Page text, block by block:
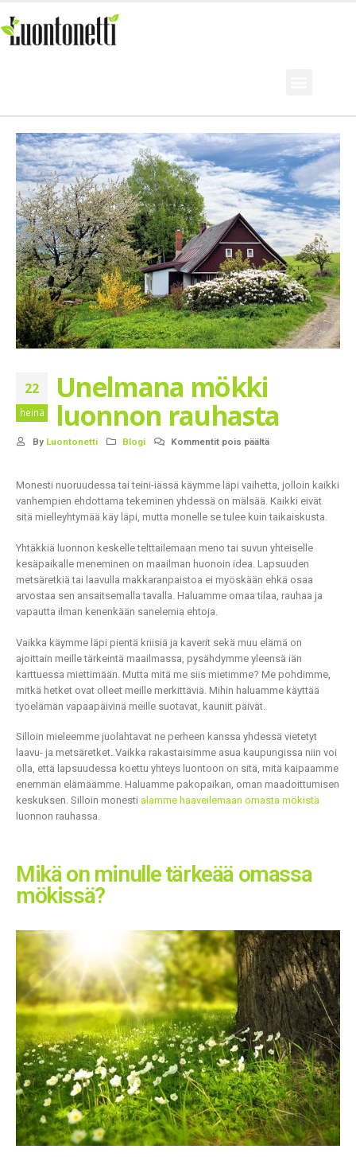
22
heinä
Unelmana mökki
luonnon rauhasta
By Luontonetti Blogi Kommentit pois päältä
Monesti nuoruudessa tai teini-iässä käymme läpi vaihetta, jolloin kaikki
vanhempien ehdottama tekeminen yhdessä on mälsää. Kaikki eivät
sitä mielleyhtymää käy läpi, mutta monelle se tulee kuin taikaiskusta.
Yhtäkkiä luonnon keskelle telttailemaan meno tai suvun yhteiselle
kesäpaikalle meneminen on maailman huonoin idea. Lapsuuden
metsäretkiä tai laavulla makkaranpaistoa ei myöskään ehkä osaa
arvostaa sen ansaitsemalla tavalla. Haluamme omaa tilaa, rauhaa ja
vapautta ilman kenenkään sanelemia ehtoja.
Vaikka käymme läpi pientä kriisiä ja kaverit sekä muu elämä on
ajoittain meille tärkeintä maailmassa, pysähdymme yleensä iän
karttuessa miettimään. Mutta mitä me siis mietimme? Me pohdimme,
mitkä hetket ovat olleet meille merkittäviä. Mihin haluamme käyttää
työelämän vapaapäivinä meille suotavat, kauniit päivät.
Silloin mieleemme juolahtavat ne perheen kanssa yhdessä vietetyt
laavu- ja metsäretket. Vaikka rakastaisimme asua kaupungissa niin voi
olla, että lapsuudessa koettu yhteys luontoon on sitä, mitä kaipaamme
enemmän elämäämme. Haluamme pakopaikan, oman maadoittumisen
keskuksen. Silloin monesti alamme haaveilemaan omasta mökistä
luonnon rauhassa.
Mikä on minulle tärkeää omassa
mökissä?